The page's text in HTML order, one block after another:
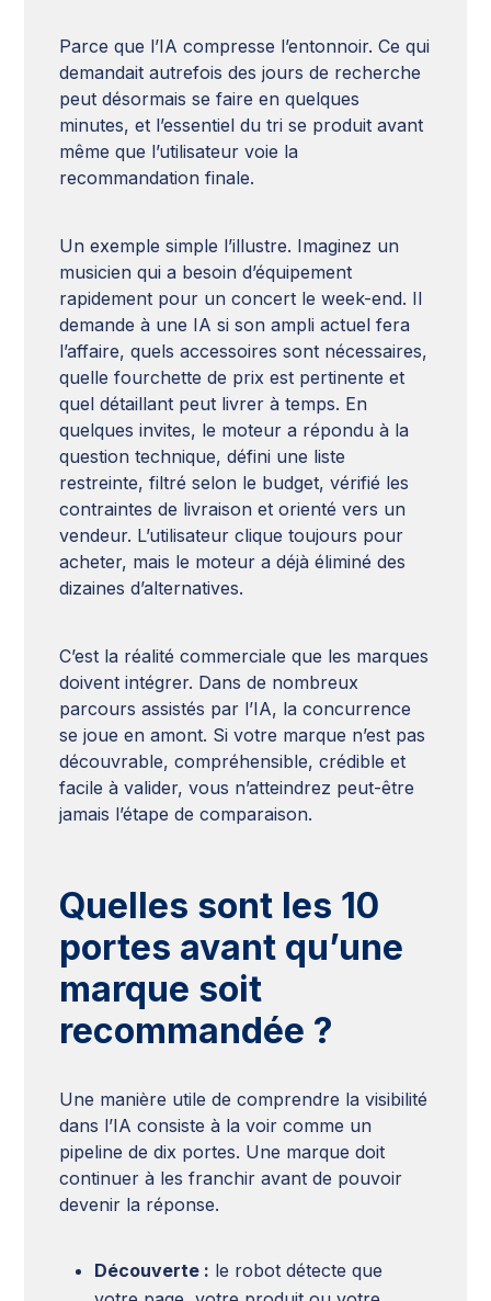
Parce que l’IA compresse l’entonnoir. Ce qui
demandait autrefois des jours de recherche
peut désormais se faire en quelques
minutes, et l’essentiel du tri se produit avant
même que l’utilisateur voie la
recommandation finale.
Un exemple simple l’illustre. Imaginez un
musicien qui a besoin d’équipement
rapidement pour un concert le week-end. Il
demande à une IA si son ampli actuel fera
l’affaire, quels accessoires sont nécessaires,
quelle fourchette de prix est pertinente et
quel détaillant peut livrer à temps. En
quelques invites, le moteur a répondu à la
question technique, défini une liste
restreinte, filtré selon le budget, vérifié les
contraintes de livraison et orienté vers un
vendeur. L’utilisateur clique toujours pour
acheter, mais le moteur a déjà éliminé des
dizaines d’alternatives.
C’est la réalité commerciale que les marques
doivent intégrer. Dans de nombreux
parcours assistés par l’IA, la concurrence
se joue en amont. Si votre marque n’est pas
découvrable, compréhensible, crédible et
facile à valider, vous n’atteindrez peut-être
jamais l’étape de comparaison.
Quelles sont les 10
portes avant qu’une
marque soit
recommandée ?
Une manière utile de comprendre la visibilité
dans l’IA consiste à la voir comme un
pipeline de dix portes. Une marque doit
continuer à les franchir avant de pouvoir
devenir la réponse.
Découverte : le robot détecte que